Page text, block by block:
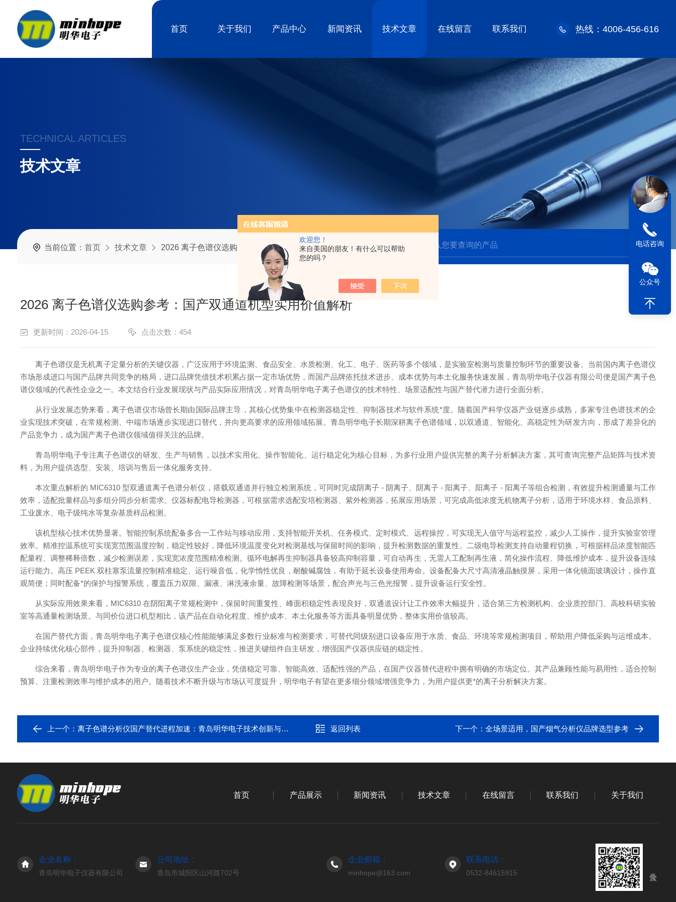
欢迎您！
来自美国的朋友！有什么可以帮助
您的吗？
首页 关于我们 产品中心 新闻资讯 技术文章 在线留言 联系我们 热线：4006-456-616
TECHNICAL ARTICLES
技术文章
当前位置： 首页 技术文章 2026 离子色谱仪选购参考：国产双通道机型实用价值解析
2026 离子色谱仪选购参考：国产双通道机型实用价值解析
更新时间：2026-04-15 点击次数：454
离子色谱仪是无机离子定量分析的关键仪器，广泛应用于环境监测、食品安全、水质检测、化工、电子、医药等多个领域，是实验室检测与质量控制环节的重要设备。当前国内离子色谱仪
市场形成进口与国产品牌共同竞争的格局，进口品牌凭借技术积累占据一定市场优势，而国产品牌依托技术进步、成本优势与本土化服务快速发展，青岛明华电子仪器有限公司便是国产离子色
谱仪领域的代表性企业之一。本文结合行业发展现状与产品实际应用情况，对青岛明华电子离子色谱仪的技术特性、场景适配性与国产替代潜力进行全面分析。
从行业发展态势来看，离子色谱仪市场曾长期由国际品牌主导，其核心优势集中在检测器稳定性、抑制器技术与软件系统*度。随着国产科学仪器产业链逐步成熟，多家专注色谱技术的企
业实现技术突破，在常规检测、中端市场逐步实现进口替代，并向更高要求的应用领域拓展。青岛明华电子长期深耕离子色谱领域，以双通道、智能化、高稳定性为研发方向，形成了差异化的
产品竞争力，成为国产离子色谱仪领域值得关注的品牌。
青岛明华电子专注离子色谱仪的研发、生产与销售，以技术实用化、操作智能化、运行稳定化为核心目标，为多行业用户提供完整的离子分析解决方案，其可查询完整产品矩阵与技术资
料，为用户提供选型、安装、培训与售后一体化服务支持。
本次重点解析的 MIC6310 型双通道离子色谱分析仪，搭载双通道并行独立检测系统，可同时完成阴离子 - 阴离子、阴离子 - 阳离子、阳离子 - 阳离子等组合检测，有效提升检测通量与工作
效率，适配批量样品与多组分同步分析需求。仪器标配电导检测器，可根据需求选配安培检测器、紫外检测器，拓展应用场景，可完成高低浓度无机物离子分析，适用于环境水样、食品原料、
工业废水、电子级纯水等复杂基质样品检测。
该机型核心技术优势显著。智能控制系统配备多合一工作站与移动应用，支持智能开关机、任务模式、定时模式、远程操控，可实现无人值守与远程监控，减少人工操作，提升实验室管理
效率。精准控温系统可实现宽范围温度控制，稳定性较好，降低环境温度变化对检测基线与保留时间的影响，提升检测数据的重复性。二级电导检测支持自动量程切换，可根据样品浓度智能匹
配量程、调整稀释倍数，减少检测误差，实现宽浓度范围精准检测。循环电解再生抑制器具备较高抑制容量，可自动再生，无需人工配制再生液，简化操作流程、降低维护成本，提升设备连续
运行能力。高压 PEEK 双柱塞泵流量控制精准稳定、运行噪音低，化学惰性优良，耐酸碱腐蚀，有助于延长设备使用寿命。设备配备大尺寸高清液晶触摸屏，采用一体化镜面玻璃设计，操作直
观简便；同时配备*的保护与报警系统，覆盖压力双限、漏液、淋洗液余量、故障检测等场景，配合声光与三色光报警，提升设备运行安全性。
从实际应用效果来看，MIC6310 在阴阳离子常规检测中，保留时间重复性、峰面积稳定性表现良好，双通道设计让工作效率大幅提升，适合第三方检测机构、企业质控部门、高校科研实验
室等高通量检测场景。与同价位进口机型相比，该产品在自动化程度、维护成本、本土化服务等方面具备明显优势，整体实用价值较高。
在国产替代方面，青岛明华电子离子色谱仪核心性能能够满足多数行业标准与检测要求，可替代同级别进口设备应用于水质、食品、环境等常规检测项目，帮助用户降低采购与运维成本。
企业持续优化核心部件，提升抑制器、检测器、泵系统的稳定性，推进关键组件自主研发，增强国产仪器供应链的稳定性。
综合来看，青岛明华电子作为专业的离子色谱仪生产企业，凭借稳定可靠、智能高效、适配性强的产品，在国产仪器替代进程中拥有明确的市场定位。其产品兼顾性能与易用性，适合控制
预算、注重检测效率与维护成本的用户。随着技术不断升级与市场认可度提升，明华电子有望在更多细分领域增强竞争力，为用户提供更*的离子分析解决方案。
上一个： 离子色谱分析仪国产替代进程加速：青岛明华电子技术创新与落地应用 返回列表 下一个：全场景适用，国产烟气分析仪品牌选型参考
首页 产品展示 新闻资讯 技术文章 在线留言 联系我们 关于我们
企业名称：
青岛明华电子仪器有限公司
公司地址：
青岛市城阳区山河路702号
企业邮箱：
minhope@163.com
联系电话：
0532-84615915
电话咨询
公众号